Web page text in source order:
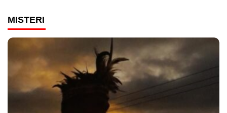
MISTERI